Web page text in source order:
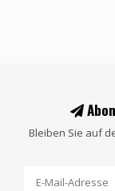
Bleiben Sie auf